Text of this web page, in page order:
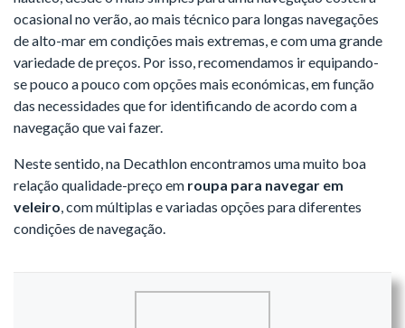
ocasional no verão, ao mais técnico para longas navegações
de alto-mar em condições mais extremas, e com uma grande
variedade de preços. Por isso, recomendamos ir equipando-
se pouco a pouco com opções mais económicas, em função
das necessidades que for identificando de acordo com a
navegação que vai fazer.
Neste sentido, na Decathlon encontramos uma muito boa
relação qualidade-preço em roupa para navegar em
veleiro , com múltiplas e variadas opções para diferentes
condições de navegação.